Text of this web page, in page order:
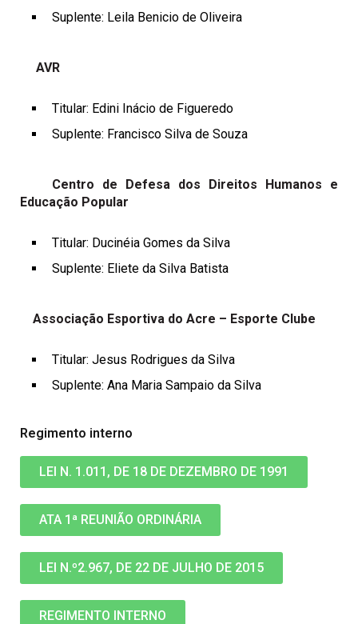
Suplente: Leila Benicio de Oliveira
AVR
Titular: Edini Inácio de Figueredo
Suplente: Francisco Silva de Souza
Centro de Defesa dos Direitos Humanos e
Educação Popular
Titular: Ducinéia Gomes da Silva
Suplente: Eliete da Silva Batista
Associação Esportiva do Acre – Esporte Clube
Titular: Jesus Rodrigues da Silva
Suplente: Ana Maria Sampaio da Silva
Regimento interno
LEI N. 1.011, DE 18 DE DEZEMBRO DE 1991
ATA 1ª REUNIÃO ORDINÁRIA
LEI N.º2.967, DE 22 DE JULHO DE 2015
REGIMENTO INTERNO